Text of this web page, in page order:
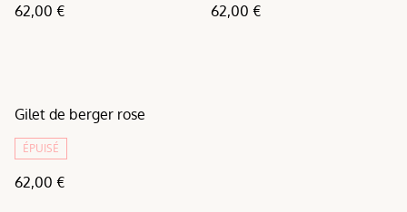
62,00 € 62,00 €
Gilet de berger rose
ÉPUISÉ
62,00 €